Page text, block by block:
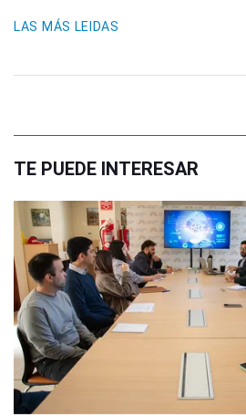
LAS MÁS LEIDAS
TE PUEDE INTERESAR